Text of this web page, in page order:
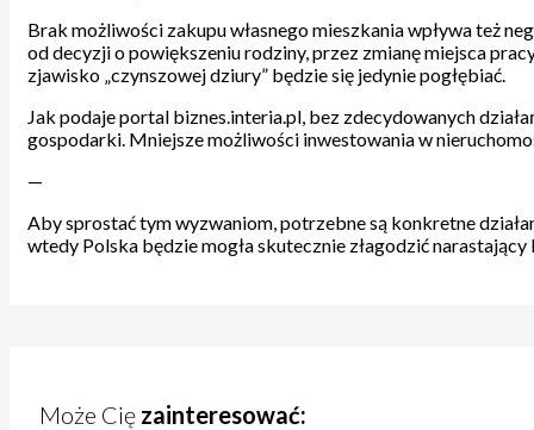
Brak możliwości zakupu własnego mieszkania wpływa też
od decyzji o powiększeniu rodziny, przez zmianę miejsca
zjawisko „czynszowej dziury” będzie się jedynie pogłębiać.
Jak podaje portal biznes.interia.pl, bez zdecydowanych
gospodarki. Mniejsze możliwości inwestowania w
—
Aby sprostać tym wyzwaniom, potrzebne są konkretne
wtedy Polska będzie mogła skutecznie złagodzić
Może Cię zainteresować: